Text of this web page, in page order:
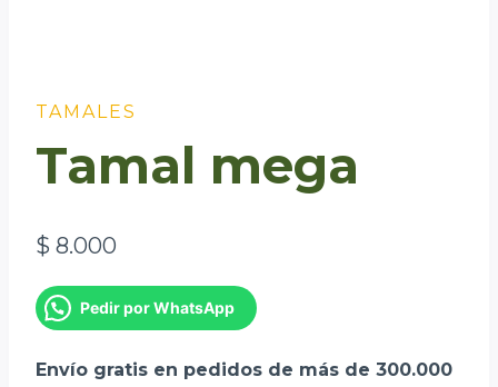
TAMALES
Tamal mega
$ 8.000
Pedir por WhatsApp
Envío gratis en pedidos de más de 300.000